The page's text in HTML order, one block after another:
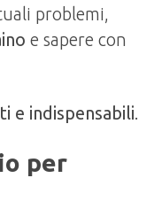
problemi,
e sapere con
e indispensabili.
per